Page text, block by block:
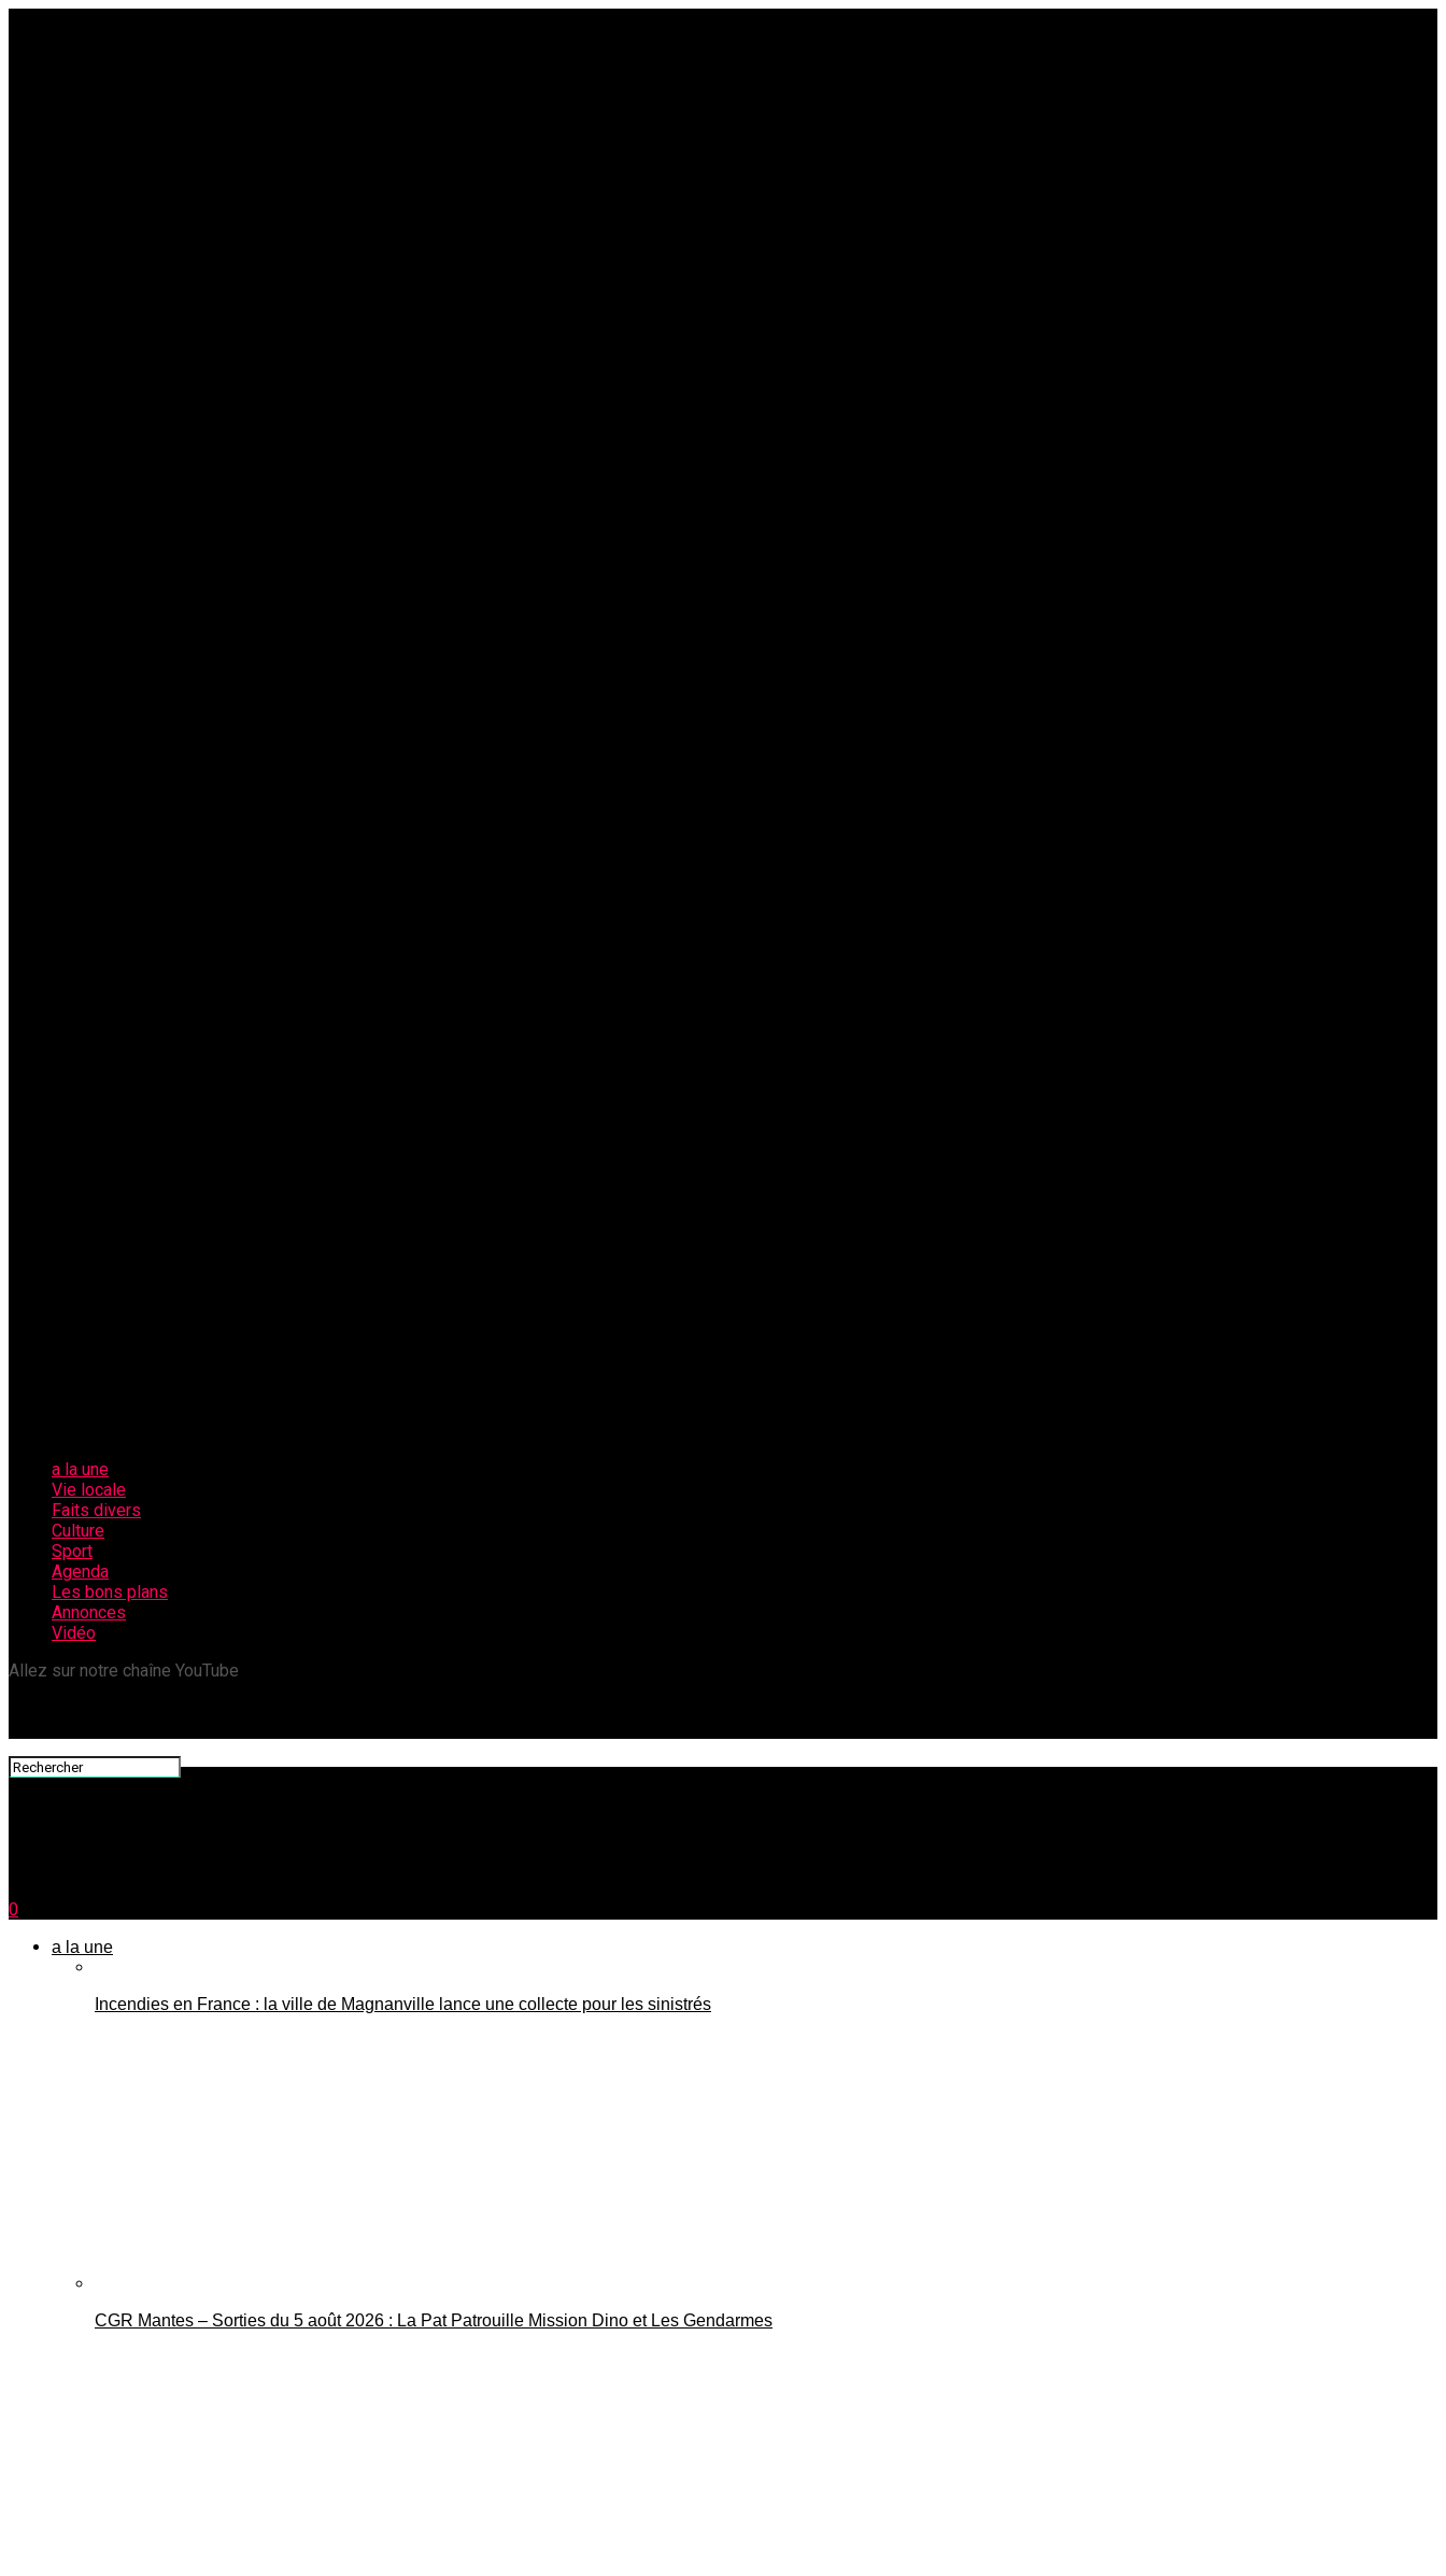
a la une
Vie locale
Faits divers
Culture
Sport
Agenda
Les bons plans
Annonces
Vidéo
Allez sur notre chaîne YouTube
0
a la une
Incendies en France : la ville de Magnanville lance une collecte pour les sinistrés
CGR Mantes – Sorties du 5 août 2026 : La Pat Patrouille Mission Dino et Les Gendarmes